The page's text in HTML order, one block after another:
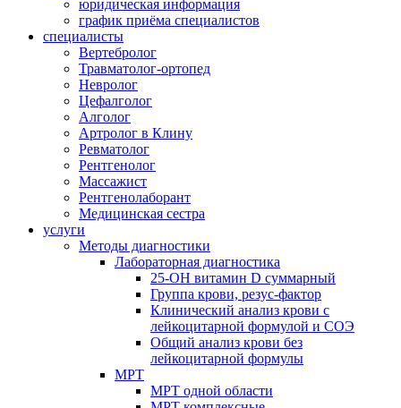
юридическая информация
график приёма специалистов
специалисты
Вертебролог
Травматолог-ортопед
Невролог
Цефалголог
Алголог
Артролог в Клину
Ревматолог
Рентгенолог
Массажист
Рентгенолаборант
Медицинская сестра
услуги
Методы диагностики
Лабораторная диагностика
25-OH витамин D суммарный
Группа крови, резус-фактор
Клинический анализ крови с
лейкоцитарной формулой и СОЭ
Общий анализ крови без
лейкоцитарной формулы
МРТ
МРТ одной области